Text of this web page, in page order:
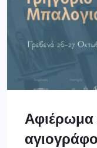
Αφιέρωμα